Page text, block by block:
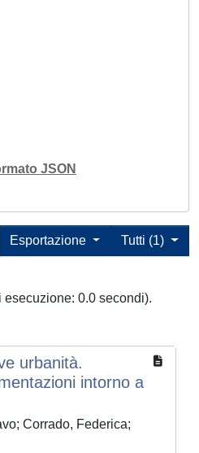
JSON
Tutti (1)
Esportazione
esecuzione: 0.0 secondi).
urbanità.
intorno a
Corrado, Federica;